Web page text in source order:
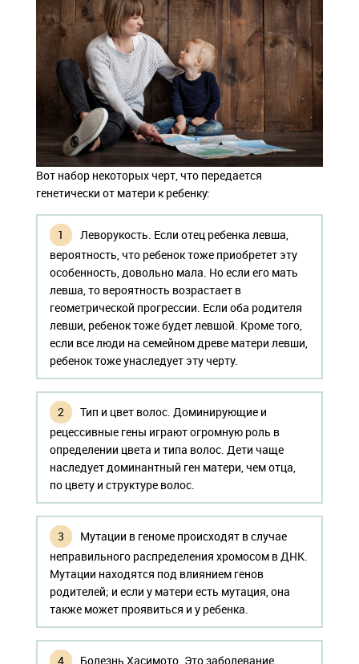
Вот набор некоторых черт, что передается
генетически от матери к ребенку:
Леворукость. Если отец ребенка левша,
вероятность, что ребенок тоже приобретет эту
особенность, довольно мала. Но если его мать
левша, то вероятность возрастает в
геометрической прогрессии. Если оба родителя
левши, ребенок тоже будет левшой. Кроме того,
если все люди на семейном древе матери левши,
ребенок тоже унаследует эту черту.
Тип и цвет волос. Доминирующие и
рецессивные гены играют огромную роль в
определении цвета и типа волос. Дети чаще
наследует доминантный ген матери, чем отца,
по цвету и структуре волос.
Мутации в геноме происходят в случае
неправильного распределения хромосом в ДНК.
Мутации находятся под влиянием генов
родителей; и если у матери есть мутация, она
также может проявиться и у ребенка.
Болезнь Хасимото. Это заболевание